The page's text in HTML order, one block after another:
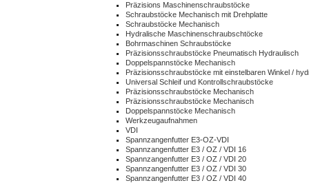
Präzisions Maschinenschraubstöcke
Schraubstöcke Mechanisch mit Drehplatte
Schraubstöcke Mechanisch
Hydralische Maschinenschraubschtöcke
Bohrmaschinen Schraubstöcke
Präzisionsschraubstöcke Pneumatisch Hydraulisch
Doppelspannstöcke Mechanisch
Präzisionsschraubstöcke mit einstelbaren Winkel /
Universal Schleif und Kontrollschraubstöcke
Präzisionsschraubstöcke Mechanisch
Präzisionsschraubstöcke Mechanisch
Doppelspannstöcke Mechanisch
Werkzeugaufnahmen
VDI
Spannzangenfutter E3-OZ-VDI
Spannzangenfutter E3 / OZ / VDI 16
Spannzangenfutter E3 / OZ / VDI 20
Spannzangenfutter E3 / OZ / VDI 30
Spannzangenfutter E3 / OZ / VDI 40